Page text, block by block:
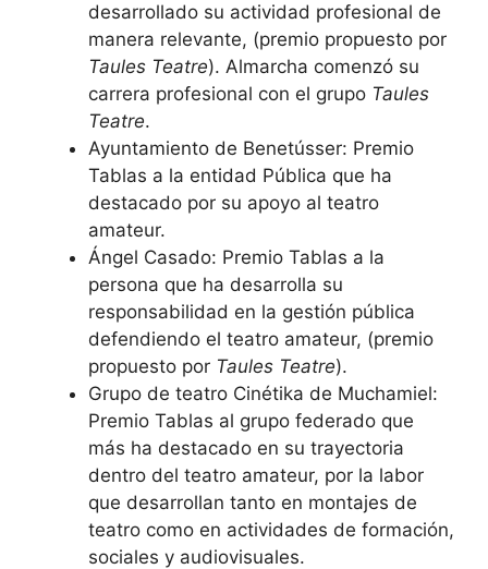
desarrollado su actividad profesional de
manera relevante, (premio propuesto por
Taules Teatre). Almarcha comenzó su
carrera profesional con el grupo Taules
Teatre.
Ayuntamiento de Benetússer: Premio
Tablas a la entidad Pública que ha
destacado por su apoyo al teatro
amateur.
Ángel Casado: Premio Tablas a la
persona que ha desarrolla su
responsabilidad en la gestión pública
defendiendo el teatro amateur, (premio
propuesto por Taules Teatre).
Grupo de teatro Cinétika de Muchamiel:
Premio Tablas al grupo federado que
más ha destacado en su trayectoria
dentro del teatro amateur, por la labor
que desarrollan tanto en montajes de
teatro como en actividades de formación,
sociales y audiovisuales.